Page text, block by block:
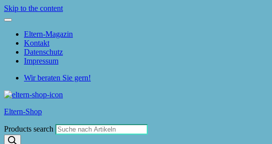
Skip to the content
Eltern-Magazin
Kontakt
Datenschutz
Impressum
Wir beraten Sie gern!
Eltern-Shop
Products search